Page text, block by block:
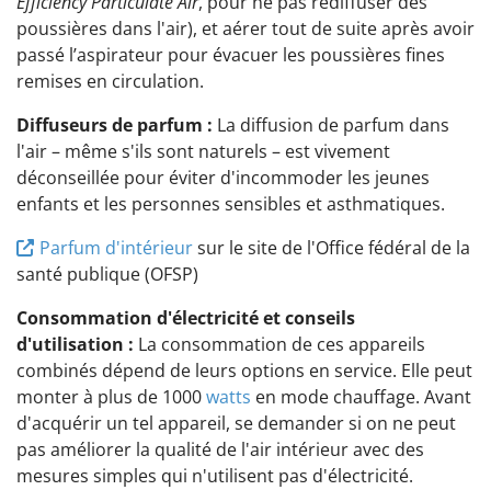
poussières dans l'air), et aérer tout de suite après avoir
passé l’aspirateur pour évacuer les poussières fines
remises en circulation.
Diffuseurs de parfum : La diffusion de parfum dans
l'air – même s'ils sont naturels – est vivement
déconseillée pour éviter d'incommoder les jeunes
enfants et les personnes sensibles et asthmatiques.
Parfum d'intérieursur le site de l'Office fédéral de la
santé publique (OFSP)
Consommation d'électricité et conseils
d'utilisation : La consommation de ces appareils
combinés dépend de leurs options en service. Elle peut
monter à plus de 1000watts en mode chauffage. Avant
d'acquérir un tel appareil, se demander si on ne peut
pas améliorer la qualité de l'air intérieur avec des
mesures simples qui n'utilisent pas d'électricité.